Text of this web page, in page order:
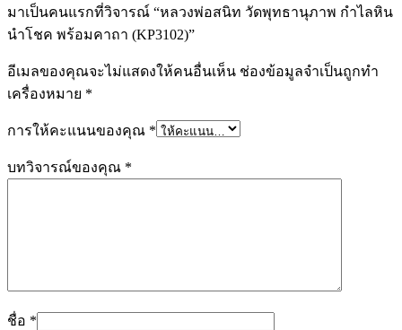
มาเป็นคนแรกที่วิจารณ์ “หลวงพ่อสนิท วัดพุทธานุภาพ กำไลหิน
นำโชค พร้อมคาถา (KP3102)”
อีเมลของคุณจะไม่แสดงให้คนอื่นเห็น ช่องข้อมูลจำเป็นถูกทำ
เครื่องหมาย *
การให้คะแนนของคุณ *
บทวิจารณ์ของคุณ *
ชื่อ *